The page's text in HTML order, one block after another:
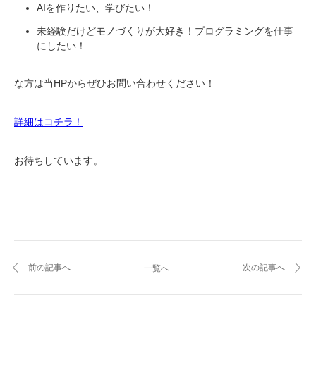
AIを作りたい、学びたい！
未経験だけどモノづくりが大好き！プログラミングを仕事
にしたい！
な方は当HPからぜひお問い合わせください！
詳細はコチラ！
お待ちしています。
前の記事へ 一覧へ 次の記事へ